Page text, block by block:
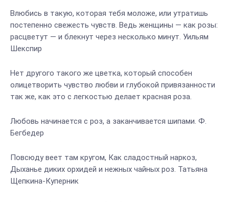
Влюбись в такую, которая тебя моложе, или утратишь
постепенно свежесть чувств. Ведь женщины — как розы:
расцветут — и блекнут через несколько минут. Уильям
Шекспир
Нет другого такого же цветка, который способен
олицетворить чувство любви и глубокой привязанности
так же, как это с легкостью делает красная роза.
Любовь начинается с роз, а заканчивается шипами. Ф.
Бегбедер
Повсюду веет там кругом, Как сладостный наркоз,
Дыханье диких орхидей и нежных чайных роз. Татьяна
Щепкина-Куперник